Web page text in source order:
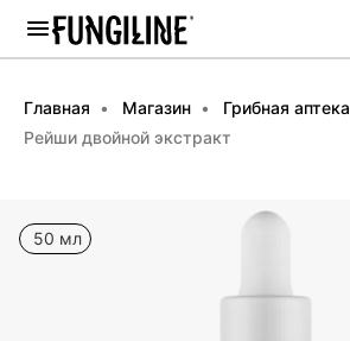
Главная Магазин Грибная аптека
Рейши двойной экстракт
50 мл